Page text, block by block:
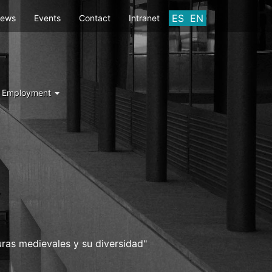
ES EN
Events Contact Intranet
medievales y su diversidad"